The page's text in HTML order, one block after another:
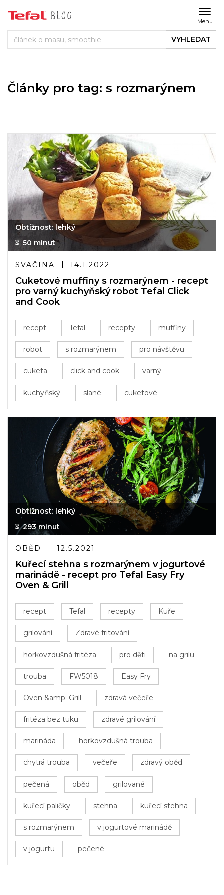
Menu
VYHLEDAT
Články pro tag: s rozmarýnem
Obtížnost: lehký
50 minut
SVAČINA 14.1.2022
Cuketové muffiny s rozmarýnem - recept
pro varný kuchyňský robot Tefal Click
and Cook
recept Tefal recepty muffiny
robot s rozmarýnem pro návštěvu
cuketa click and cook varný
kuchyňský slané cuketové
Obtížnost: lehký
293 minut
OBĚD 12.5.2021
Kuřecí stehna s rozmarýnem v jogurtové
marinádě - recept pro Tefal Easy Fry
Oven & Grill
recept Tefal recepty Kuře
grilování Zdravé fritování
horkovzdušná fritéza pro děti na grilu
trouba FW5018 Easy Fry
Oven &amp; Grill zdravá večeře
fritéza bez tuku zdravé grilování
marináda horkovzdušná trouba
chytrá trouba večeře zdravý oběd
pečená oběd grilované
kuřecí paličky stehna kuřecí stehna
s rozmarýnem v jogurtové marinádě
v jogurtu pečené